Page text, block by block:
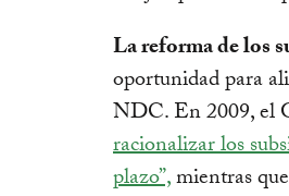
La reforma de los
oportunidad para
NDC. En 2009, el
racionalizar los
plazo”,mientras